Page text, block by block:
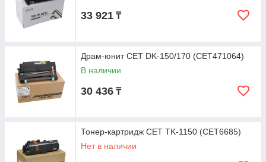
33 921 ₸
Драм-юнит CET DK-150/170 (CET471064)
В наличии
30 436 ₸
Тонер-картридж CET TK-1150 (CET6685)
Нет в наличии